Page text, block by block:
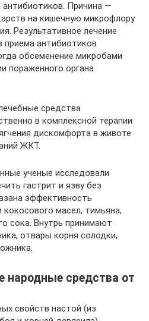
Причина —
на кишечную микрофлору
Результативное лечение
приема антибиотиков
обсеменение микробами
пораженного органа
средства
в комплексной терапии
дискомфорта в животе
ЖКТ.
ученые исследовали
гастрит и язву без
эффективность
кокосового масел, тимьяна,
сока. Внутрь принимают
отвары корня солодки,
народные средства от
свойств настой (из